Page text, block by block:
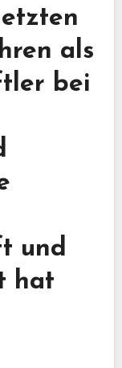
als
bei
und
hat